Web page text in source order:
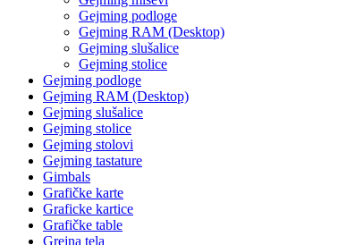
Gejming podloge
Gejming RAM (Desktop)
Gejming slušalice
Gejming stolice
Gejming podloge
Gejming RAM (Desktop)
Gejming slušalice
Gejming stolice
Gejming stolovi
Gejming tastature
Gimbals
Grafičke karte
Graficke kartice
Grafičke table
Grejna tela